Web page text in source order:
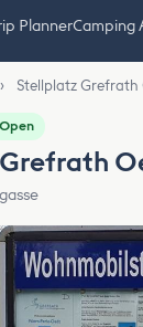
PlannerCamping
› Stellplatz Grefrath
Open